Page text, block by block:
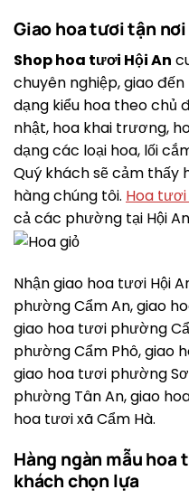
Giao hoa tươi tận
Shop hoa tươi Hội An
chuyên nghiệp, giao
dạng kiểu hoa theo chủ
nhật, hoa khai trương,
dạng các loại hoa, lối
Quý khách sẽ cảm thấy
hàng chúng tôi. Hoa tươi
cả các phường tại Hội An
Nhận giao hoa tươi Hội
phường Cẩm An, giao
giao hoa tươi phường
phường Cẩm Phô, giao
giao hoa tươi phường
phường Tân An, giao
hoa tươi xã Cẩm Hà.
Hàng ngàn mẫu hoa
khách chọn lựa